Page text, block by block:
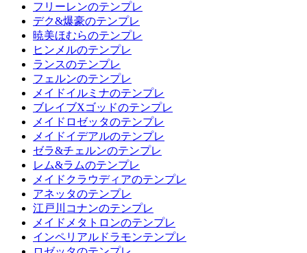
フリーレンのテンプレ
デク&爆豪のテンプレ
暁美ほむらのテンプレ
ヒンメルのテンプレ
ランスのテンプレ
フェルンのテンプレ
メイドイルミナのテンプレ
ブレイブXゴッドのテンプレ
メイドロゼッタのテンプレ
メイドイデアルのテンプレ
ゼラ&チェルンのテンプレ
レム&ラムのテンプレ
メイドクラウディアのテンプレ
アネッタのテンプレ
江戸川コナンのテンプレ
メイドメタトロンのテンプレ
インペリアルドラモンテンプレ